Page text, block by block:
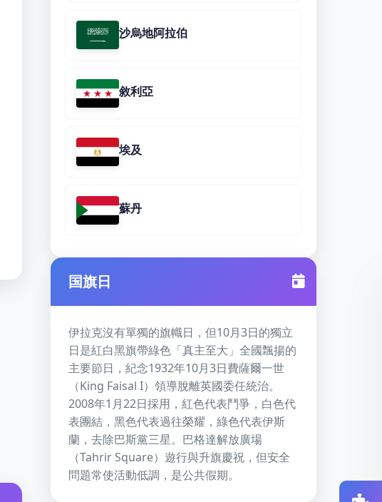
沙烏地阿拉伯
敘利亞
埃及
蘇丹
国旗日
伊拉克沒有單獨的旗幟日，但10月3日的獨立
日是紅白黑旗帶綠色「真主至大」全國飄揚的
主要節日，紀念1932年10月3日費薩爾一世
（King Faisal I）領導脫離英國委任統治。
2008年1月22日採用，紅色代表鬥爭，白色代
表團結，黑色代表過往榮耀，綠色代表伊斯
蘭，去除巴斯黨三星。巴格達解放廣場
（Tahrir Square）遊行與升旗慶祝，但安全
問題常使活動低調，是公共假期。